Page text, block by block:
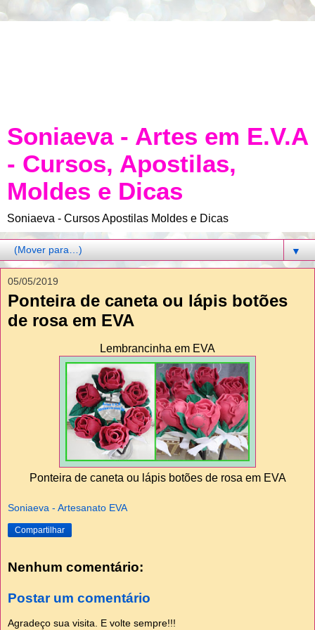
Soniaeva - Artes em E.V.A
- Cursos, Apostilas,
Moldes e Dicas
Soniaeva - Cursos Apostilas Moldes e Dicas
▼
05/05/2019
Ponteira de caneta ou lápis botões
de rosa em EVA
Lembrancinha em EVA
Ponteira de caneta ou lápis botões de rosa em EVA
Soniaeva - Artesanato EVA
Compartilhar
Nenhum comentário:
Postar um comentário
Agradeço sua visita. E volte sempre!!!